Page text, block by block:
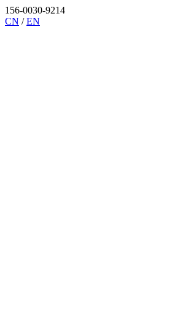
156-0030-9214
CN /EN